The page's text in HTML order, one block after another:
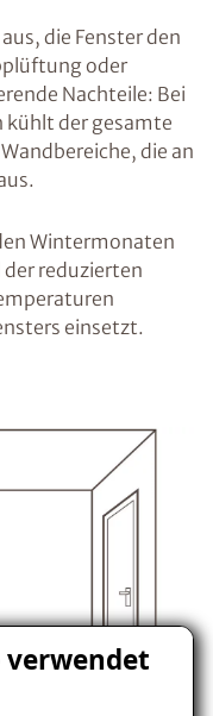
verwendet
die Fenster den
oder
Nachteile: Bei
der gesamte
die an
Wintermonaten
reduzierten
einsetzt.